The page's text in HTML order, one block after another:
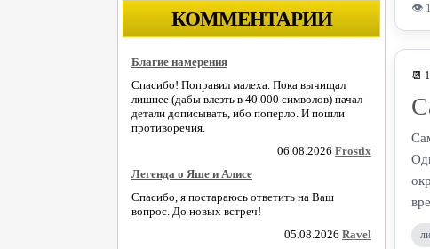
КОММЕНТАРИИ
Благие намерения
Спасибо! Поправил малеха. Пока вычищал
лишнее (дабы влезть в 40.000 символов) начал
детали дописывать, ибо поперло. И пошли
противоречия.
06.08.2026 Frostix
Легенда о Яше и Алисе
Спасибо, я постараюсь ответить на Ваш
вопрос. До новых встреч!
05.08.2026 Ravel
👁
📆